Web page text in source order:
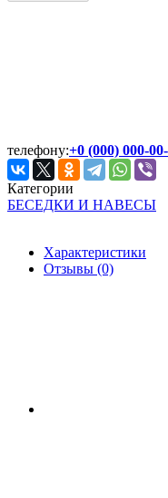
телефону:+0 (000) 000-
Категории
БЕСЕДКИ И НАВЕСЫ
Характеристики
Отзывы (0)